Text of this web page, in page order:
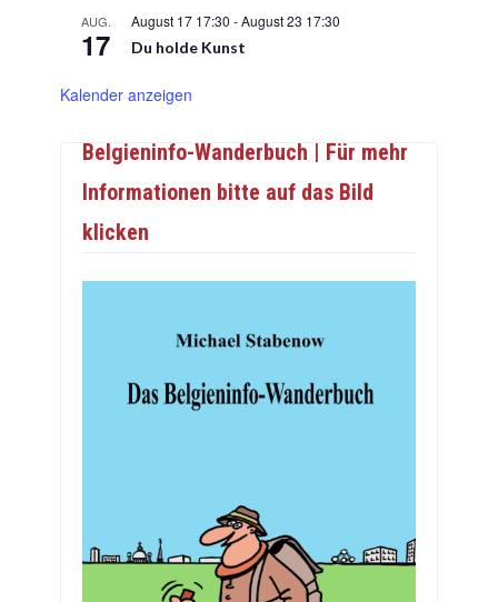
AUG.
17
August 17 17:30 -August 23 17:30
Du holde Kunst
Kalender anzeigen
Belgieninfo-Wanderbuch | Für mehr
Informationen bitte auf das Bild
klicken